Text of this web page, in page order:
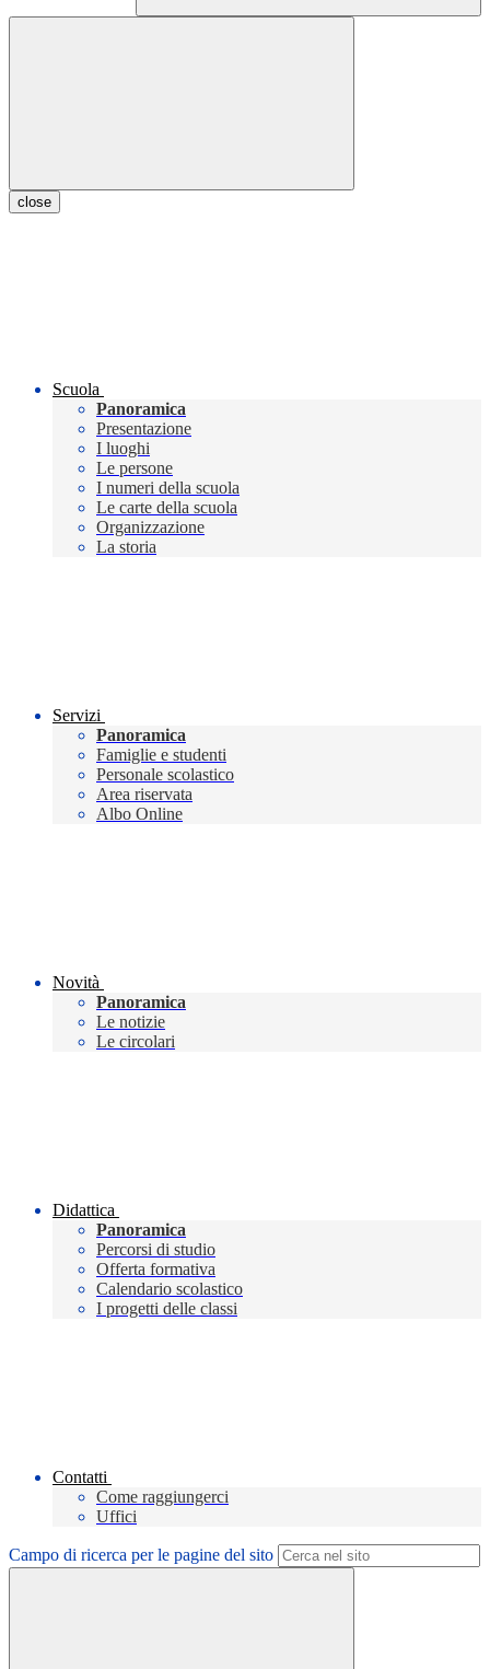
close
Scuola
Panoramica
Presentazione
I luoghi
Le persone
I numeri della scuola
Le carte della scuola
Organizzazione
La storia
Servizi
Panoramica
Famiglie e studenti
Personale scolastico
Area riservata
Albo Online
Novità
Panoramica
Le notizie
Le circolari
Didattica
Panoramica
Percorsi di studio
Offerta formativa
Calendario scolastico
I progetti delle classi
Contatti
Come raggiungerci
Uffici
Campo di ricerca per le pagine del sito